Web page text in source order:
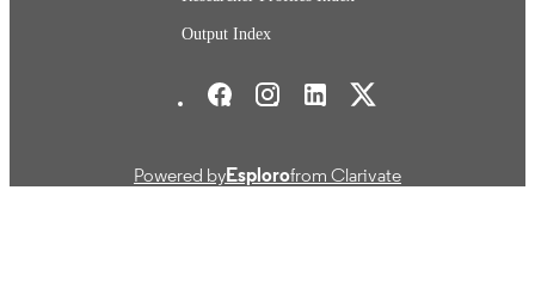
Output Index
Powered byEsplorofrom Clarivate